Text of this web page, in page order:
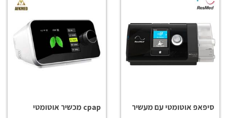
סיפאפ אוטומטי עם מעשיר
cpap מכשיר אוטומטי